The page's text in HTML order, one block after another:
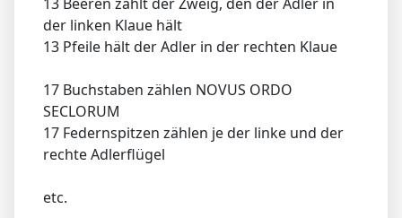
der linken Klaue hält
13 Pfeile hält der Adler in der rechten Klaue
17 Buchstaben zählen NOVUS ORDO
SECLORUM
17 Federnspitzen zählen je der linke und der
rechte Adlerflügel
etc.